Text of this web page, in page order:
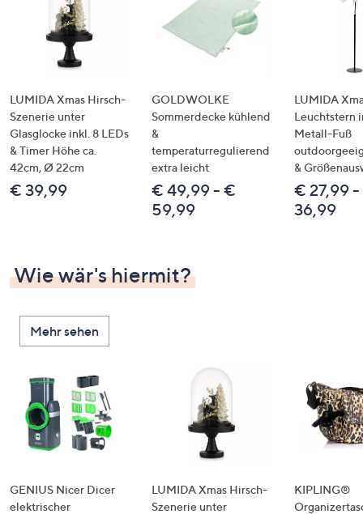
LUMIDA Xmas Hirsch-
Szenerie unter
Glasglocke inkl. 8 LEDs
& Timer Höhe ca.
42cm, Ø 22cm
€ 39,99
GOLDWOLKE
Sommerdecke kühlend
&
temperaturregulierend
extra leicht
€ 49,99 - €
59,99
LUMIDA
Leuchtstern
Metall-Fuß
&
€ 27,99
36,99
Wie wär's hiermit?
Mehr sehen
GENIUS Nicer Dicer
elektrischer
LUMIDA Xmas Hirsch-
Szenerie unter
KIPLING®